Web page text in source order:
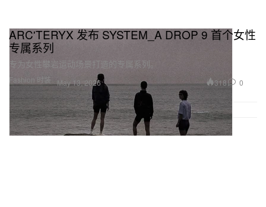
Fashion 时装
ARC'TERYX 发布 SYSTEM_A DROP 9 首个女性
专属系列
专为女性攀岩运动场景打造的专属系列。
May 13, 2026 318 0